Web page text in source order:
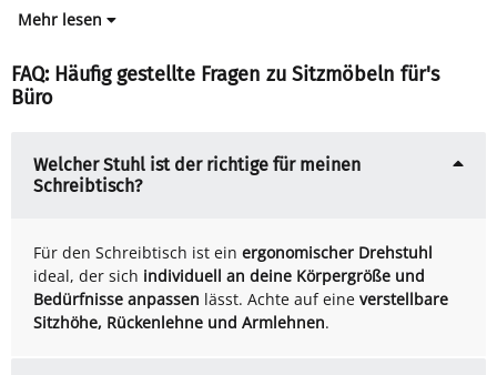
Mehr lesen
FAQ: Häufig gestellte Fragen zu Sitzmöbeln für's
Büro
Welcher Stuhl ist der richtige für meinen
Schreibtisch?
Für den Schreibtisch ist ein ergonomischer Drehstuhl
ideal, der sich individuell an deine Körpergröße und
Bedürfnisse anpassen lässt. Achte auf eine verstellbare
Sitzhöhe, Rückenlehne und Armlehnen.